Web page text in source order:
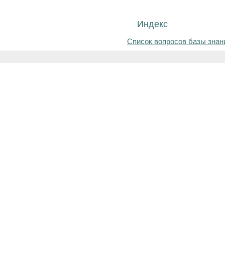
Индекс
Список вопросов базы